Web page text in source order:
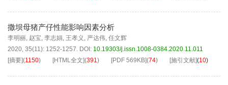
撒坝母猪产仔性能影响因素分析
李明丽, 赵宝, 李志娟, 王孝义 , 严达伟, 任文辉
2020, 35(11): 1252-1257. DOI: 10.19303/j.issn.1008-0384.2020.11.011
[摘要](1150) [HTML全文](391) [PDF 569KB](74) [施引文献](10)